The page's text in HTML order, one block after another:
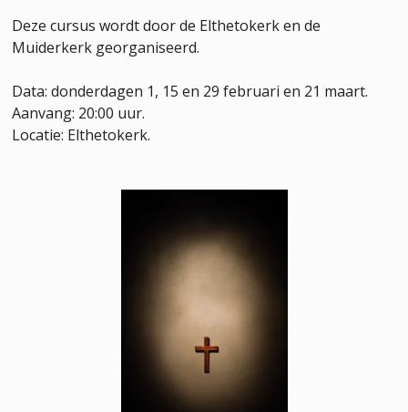
Deze cursus wordt door de Elthetokerk en de
Muiderkerk georganiseerd.
Data: donderdagen 1, 15 en 29 februari en 21 maart.
Aanvang: 20:00 uur.
Locatie: Elthetokerk.